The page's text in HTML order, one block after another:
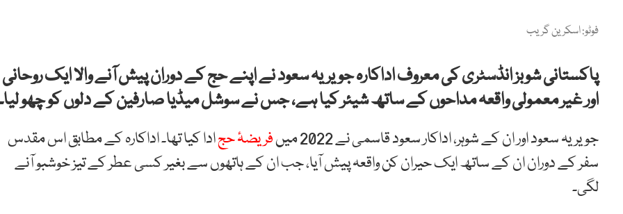
فوٹو: اسکرین گریب
پاکستانی شوبز انڈسٹری کی معروف اداکارہ جویریہ سعود نے اپنے حج کے دوران پیش آنے والا ایک روحانی
اور غیر معمولی واقعہ مداحوں کے ساتھ شیئر کیا ہے، جس نے سوشل میڈیا صارفین کے دلوں کو چھو
جویریہ سعود اور ان کے شوہر، اداکار سعود قاسمی نے 2022 میں فریضۂ حجادا کیا تھا۔ اداکارہ کے مطابق اس مقدس
سفر کے دوران ان کے ساتھ ایک حیران کن واقعہ پیش آیا، جب ان کے ہاتھوں سے بغیر کسی عطر کے تیز خوشبو آنے
لگی۔